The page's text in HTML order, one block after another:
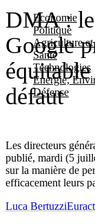
Economie
Politique
Agriculture
Santé
Technologies
Energie,
Défense
DMA :
Google
défaut
Les directeurs
publié, mardi (5
sur la manière de
efficacement leurs
Luca Bertuzzi